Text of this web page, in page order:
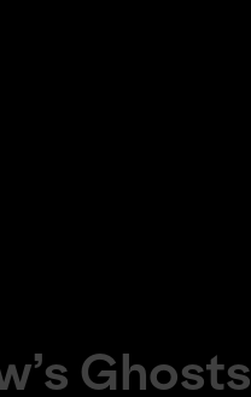
Ghosts